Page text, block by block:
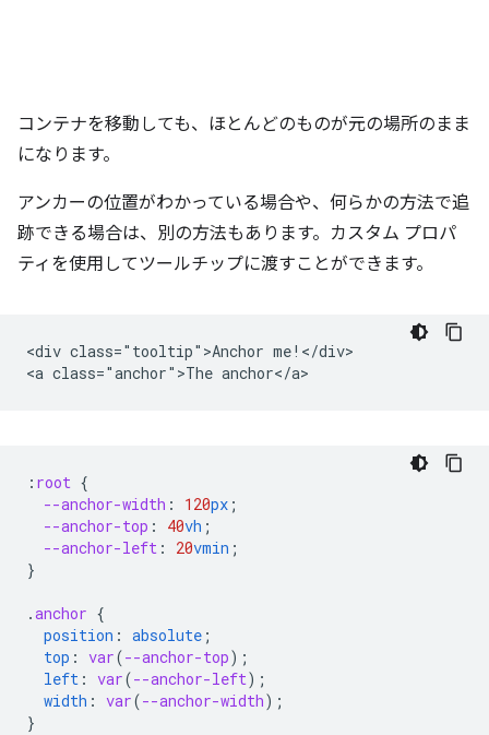
コンテナを移動しても、ほとんどのものが元の場所のまま
になります。
アンカーの位置がわかっている場合や、何らかの方法で追
跡できる場合は、別の方法もあります。カスタム プロパ
ティを使用してツールチップに渡すことができます。
<div class="tooltip">Anchor me!</div>
: root {
--anchor-width : 120px ;
--anchor-top : 40vh ;
--anchor-left : 20vmin ;
}
.anchor {
position : absolute ;
top : var(--anchor-top);
left : var(--anchor-left);
width : var(--anchor-width);
}